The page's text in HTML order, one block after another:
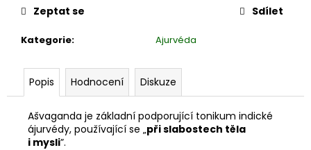
Kategorie: Ajurvéda
Zeptat se Sdílet
Popis Hodnocení Diskuze
Ašvaganda je základní podporující tonikum indické
ájurvédy, používající se „při slabostech těla
i mysli”.
D
p
č